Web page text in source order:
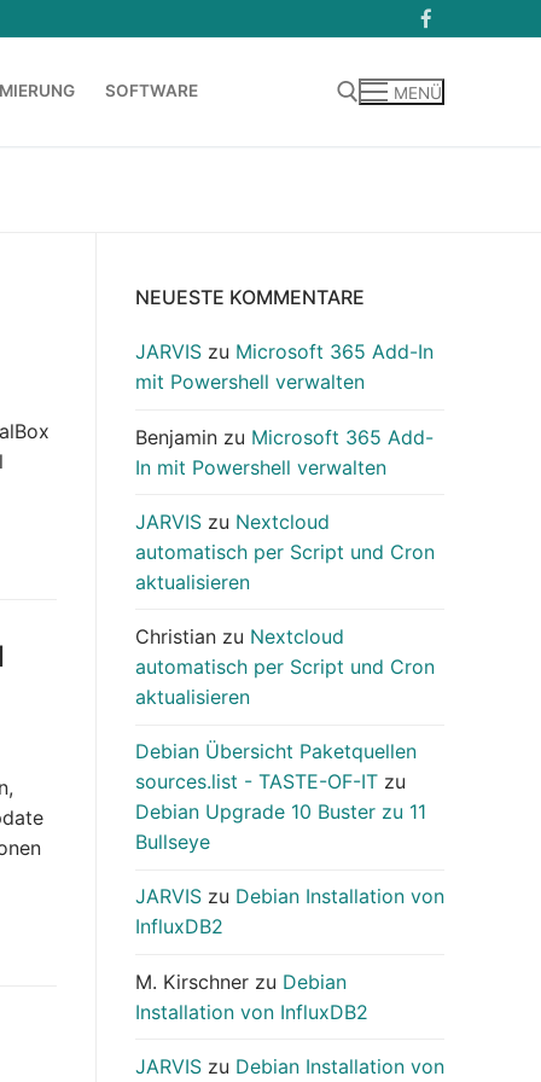
SOFTWARE MENÜ
NEUESTE KOMMENTARE
JARVIS zu Microsoft 365 Add-In
mit Powershell verwalten
Benjamin zu Microsoft 365 Add-
In mit Powershell verwalten
JARVIS zu Nextcloud
automatisch per Script und Cron
aktualisieren
Christian zu Nextcloud
automatisch per Script und Cron
aktualisieren
Debian Übersicht Paketquellen
sources.list - TASTE-OF-IT zu
Debian Upgrade 10 Buster zu 11
Bullseye
JARVIS zu Debian Installation von
InfluxDB2
M. Kirschner zu Debian
Installation von InfluxDB2
JARVIS zu Debian Installation von